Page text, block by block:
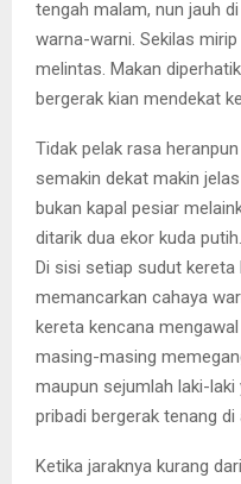
tengah malam, nun jauh
warna-warni. Sekilas
melintas. Makan
bergerak kian mendekat
Tidak pelak rasa
semakin dekat makin
bukan kapal pesiar
ditarik dua ekor kuda putih.
Di sisi setiap sudut
memancarkan cahaya
kereta kencana
masing-masing
maupun sejumlah laki-
pribadi bergerak tenang
Ketika jaraknya kurang